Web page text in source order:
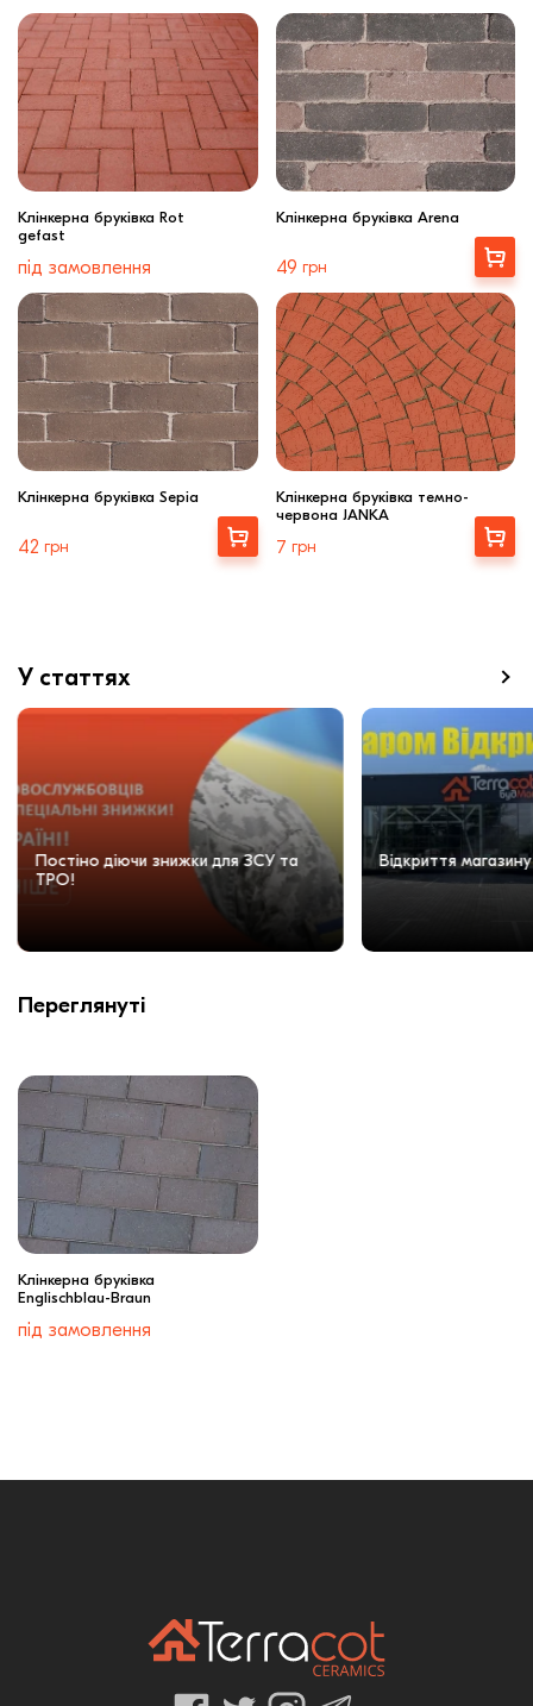
Клінкерна бруківка Rot
gefast
під замовлення
Клінкерна бруківка Arena
49 грн
Купити
Клінкерна бруківка Sepia
42 грн
Купити
Клінкерна бруківка темно-
червона JANKA
7 грн
Купити
У статтях
Постіно діючи знижки для ЗСУ та
ТРО!
Відкриття магазину
Переглянуті
Клінкерна бруківка
Englischblau-Braun
під замовлення